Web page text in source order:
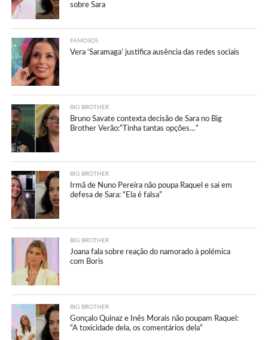
sobre Sara
FAMOSOS
Vera ‘Saramaga’ justifica ausência das redes sociais
BIG BROTHER
Bruno Savate contexta decisão de Sara no Big
Brother Verão:”Tinha tantas opções…”
BIG BROTHER
Irmã de Nuno Pereira não poupa Raquel e sai em
defesa de Sara: “Ela é falsa”
BIG BROTHER
Joana fala sobre reação do namorado à polémica
com Boris
BIG BROTHER
Gonçalo Quinaz e Inês Morais não poupam Raquel:
“A toxicidade dela, os comentários dela”